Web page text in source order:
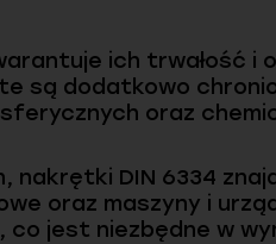
ich trwałość i
są dodatkowo
oraz
nakrętki DIN 6334
oraz maszyny i
co jest niezbędne w